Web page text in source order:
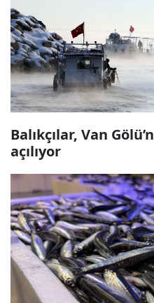
Balıkçılar, Van
açılıyor